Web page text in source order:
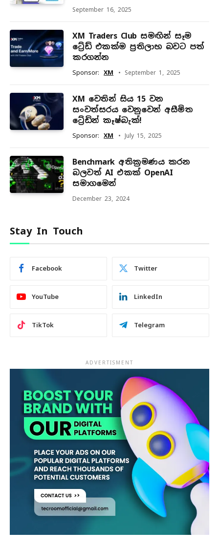
September 16, 2025
XM Traders Club සමඟින් සෑම
ට්‍රේඩ් එකක්ම ප්‍රතිලාභ බවට පත්
කරගන්න
Sponsor: XM September 1, 2025
XM වෙතින් සිය 15 වන
සංවත්සරය වෙනුවෙන් අසීමිත
ට්‍රේඩින් කෑෂ්බැක්!
Sponsor: XM July 15, 2025
Benchmark අතික්‍රමණය කරන
බලවත් AI එකක් OpenAI
සමාගමෙන්
December 23, 2024
Stay In Touch
Facebook Twitter
YouTube LinkedIn
TikTok Telegram
ADVERTISMENT